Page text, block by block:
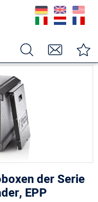
der Serie
EPP